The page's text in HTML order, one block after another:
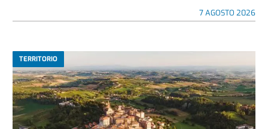
7 AGOSTO 2026
TERRITORIO